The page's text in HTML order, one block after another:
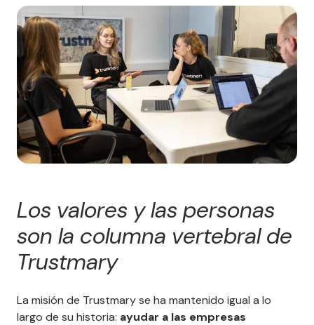
Los valores y las personas
son la columna vertebral de
Trustmary
La misión de Trustmary se ha mantenido igual a lo
largo de su historia: ayudar a las empresas